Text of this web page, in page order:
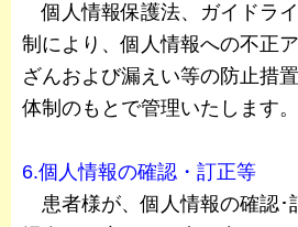
個人情報保護法、ガイドラ
制により、個人情報への不正
ざんおよび漏えい等の防止措
体制のもとで管理いたします。
6.個人情報の確認・訂正等
患者様が、個人情報の確認･